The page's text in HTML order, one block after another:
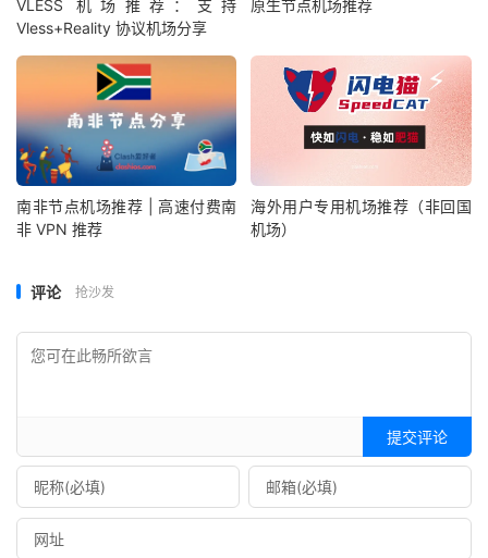
VLESS 机场推荐：支持
Vless+Reality 协议机场分享
原生节点机场推荐
南非节点机场推荐 | 高速付费南
非 VPN 推荐
海外用户专用机场推荐（非回国
机场）
评论 抢沙发
提交评论